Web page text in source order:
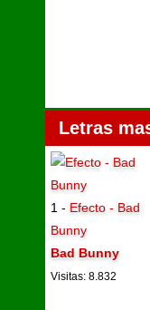
Letras
1 - Efecto - Bad
Bunny
Bad Bunny
Visitas: 8.832